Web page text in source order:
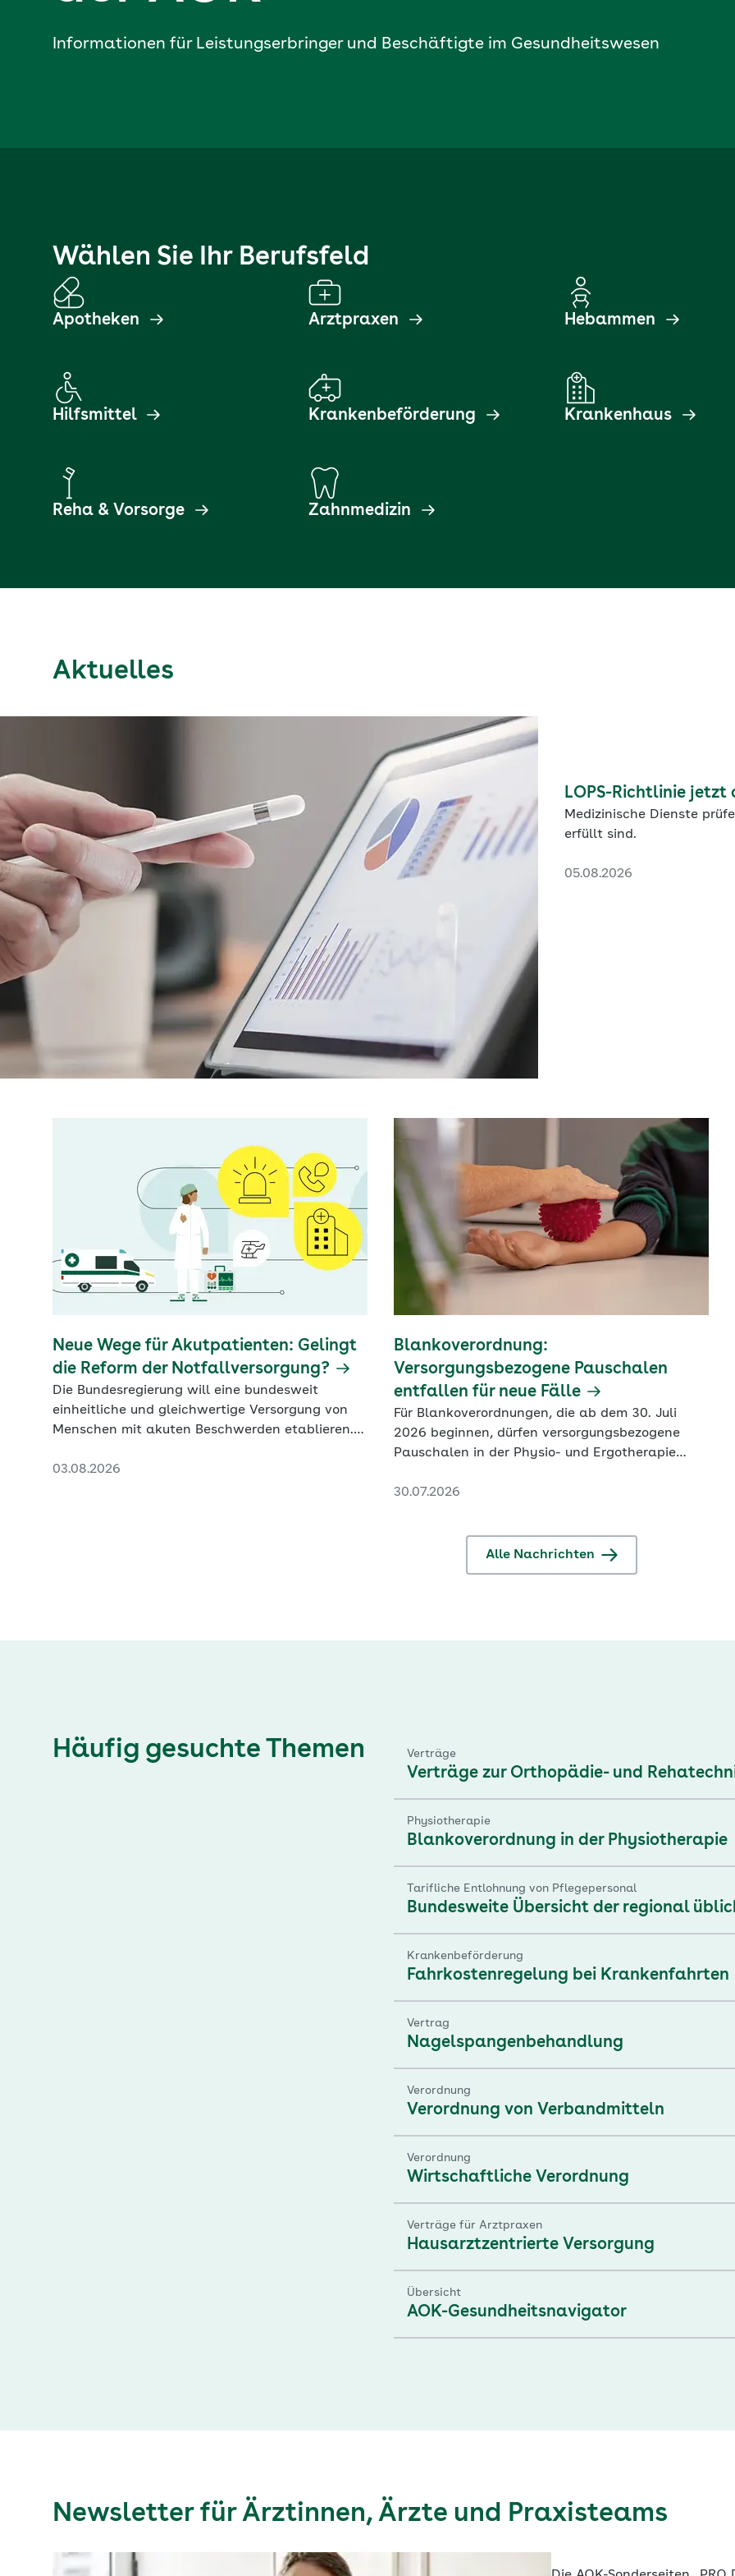
Informationen für Leistungs­erbringer und Beschäftigte im Gesundheitswesen
Wählen Sie Ihr Berufsfeld
Apotheken Arztpraxen Hebammen
Hilfsmittel Krankenbeförderung Krankenhaus
Reha & Vorsorge Zahnmedizin
Aktuelles
05.08.2026
LOPS-Richtlinie jetzt
Medizinische Dienste
erfüllt sind.
03.08.2026
Neue Wege für Akutpatienten: Gelingt
die Reform der Notfallversorgung?
Die Bundesregierung will eine bundesweit
einheitliche und gleichwertige Versorgung von
Menschen mit akuten Beschwerden etablieren.
30.07.2026
Blankoverordnung:
Versorgungsbezogene Pauschalen
entfallen für neue Fälle
Für Blankoverordnungen, die ab dem 30. Juli
2026 beginnen, dürfen versorgungsbezogene
Pauschalen in der Physio- und Ergotherapie
Behandlungen bleiben von der Neuregelung
Alle Nachrichten
Häufig gesuchte Themen Verträge
Verträge zur Orthopädie- und
Physiotherapie
Blankoverordnung in der Physiotherapie
Tarifliche Entlohnung von Pflegepersonal
Bundesweite Übersicht der regional
Krankenbeförderung
Fahrkostenregelung bei Krankenfahrten
Vertrag
Nagelspangenbehandlung
Verordnung
Verordnung von Verbandmitteln
Verordnung
Wirtschaftliche Verordnung
Verträge für Arztpraxen
Hausarztzentrierte Versorgung
Übersicht
AOK-Gesundheitsnavigator
Newsletter für Ärztinnen, Ärzte und Praxisteams